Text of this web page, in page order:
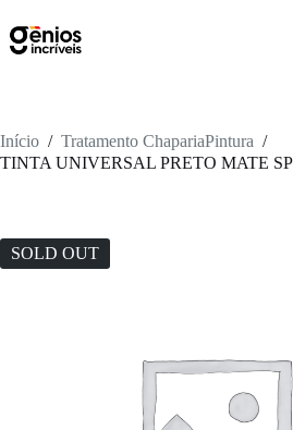
Início / Tratamento ChapariaPintura /
TINTA UNIVERSAL PRETO MATE
SOLD OUT